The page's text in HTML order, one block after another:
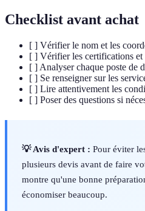
Checklist avant achat
[ ] Vérifier le nom et les
[ ] Vérifier les certifications et
[ ] Analyser chaque poste de
[ ] Se renseigner sur les
[ ] Lire attentivement les
[ ] Poser des questions si
💡 Avis d'expert : Pour éviter
plusieurs devis avant de faire
montre qu'une bonne
économiser beaucoup.